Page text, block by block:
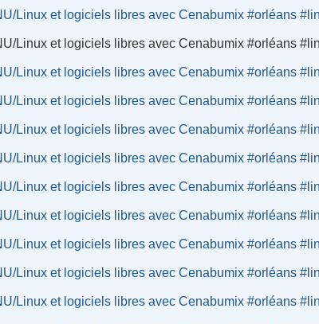
Linux et logiciels libres avec Cenabumix #orléans
Linux et logiciels libres avec Cenabumix #orléans
Linux et logiciels libres avec Cenabumix #orléans
Linux et logiciels libres avec Cenabumix #orléans
Linux et logiciels libres avec Cenabumix #orléans
Linux et logiciels libres avec Cenabumix #orléans
Linux et logiciels libres avec Cenabumix #orléans
Linux et logiciels libres avec Cenabumix #orléans
Linux et logiciels libres avec Cenabumix #orléans
Linux et logiciels libres avec Cenabumix #orléans
Linux et logiciels libres avec Cenabumix #orléans